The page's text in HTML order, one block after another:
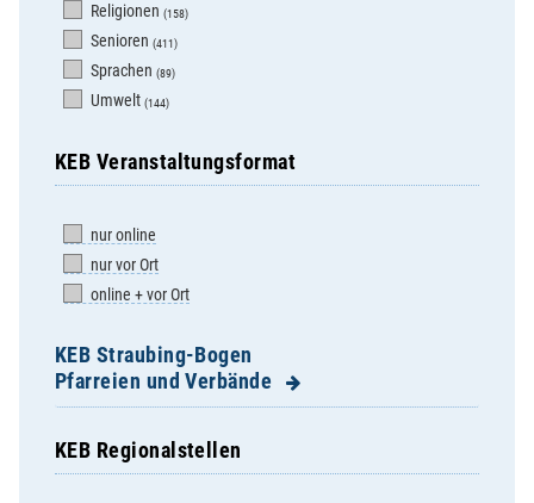
Religionen (158)
Senioren (411)
Sprachen (89)
Umwelt (144)
KEB Veranstaltungsformat
nur online
nur vor Ort
online + vor Ort
KEB Straubing-Bogen
Pfarreien und Verbände
KEB Regionalstellen